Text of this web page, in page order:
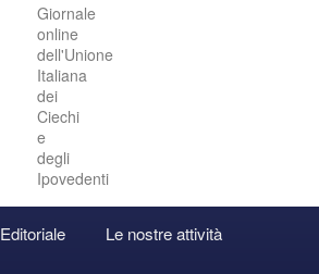
Giornale
online
dell'Unione
Italiana
dei
Ciechi
e
degli
Ipovedenti
Editoriale Le nostre attività